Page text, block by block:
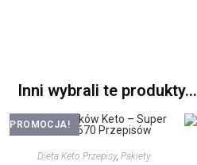
Inni wybrali te produkty…
PROMOCJA!
Dieta Keto Przepisy, Pakiety